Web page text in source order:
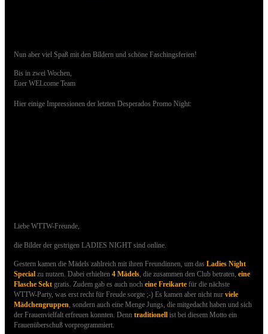
Nun aber viel Spaß mit den Bildern und schöne Faschingsferien!
Bis in zwei Wochen,
Euer WELcome Team
Hier einige Impressionen der letzten Desperados Promo Night:
Liebe WTTW-Freunde,
die Bilder der gestrigen LADIES NIGHT sind online.
Gestern kamen die Mädels zahlreich mit ihren Freundinnen, um das Ladies Night
Special zu nutzen. Dabei erhielten 4 Mädels, die zusammen den Club betraten, eine
Flasche Sekt gratis. Zudem gab es auch noch eine Freikarte für die nächste
WTTW-Party, was erst recht für Freude sorgte ;-) Es kamen aber nicht nur viele
Mädchengruppen, sondern auch eine Menge Jungs, die mitgedacht haben und sich
der Frauenvielfalt erfreuen konnten. Denn traditionell ist bei diesem Motto ein
Frauenüberschuß vorprogrammiert.